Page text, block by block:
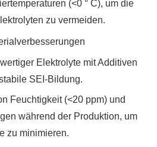
(<0 ° C), um die
zu vermeiden.
Elektrolyte mit Additiven
SEI-Bildung.
Feuchtigkeit (<20 ppm) und
während der Produktion, um
zu minimieren.